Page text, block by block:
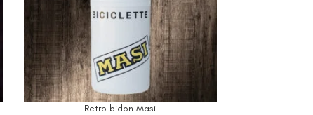
Retro bidon Masi